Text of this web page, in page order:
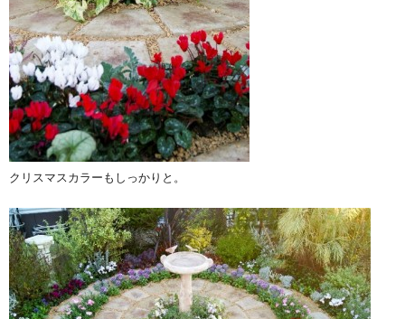
クリスマスカラーもしっかりと。